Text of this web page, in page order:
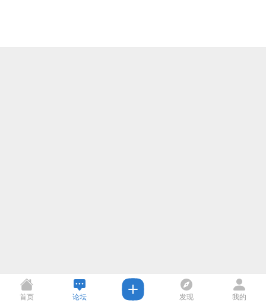
首页 论坛 发现 我的